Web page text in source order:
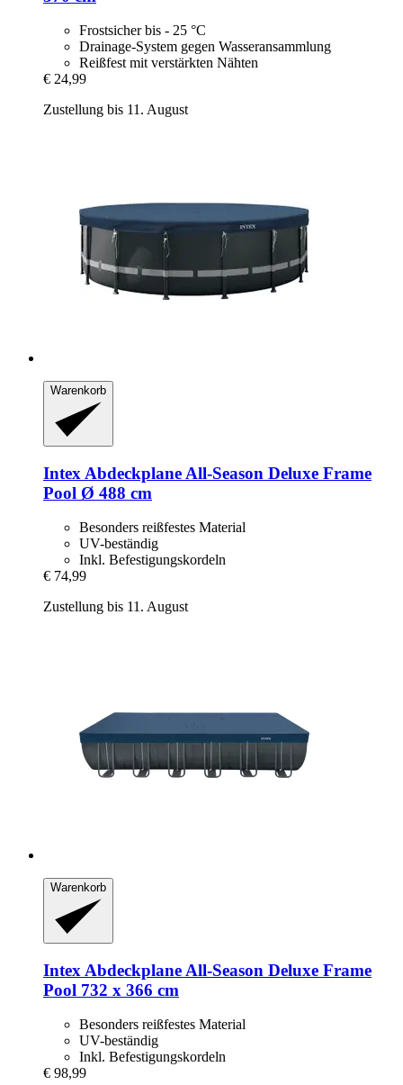
Frostsicher bis - 25 °C
Drainage-System gegen Wasseransammlung
Reißfest mit verstärkten Nähten
€ 24,99
Zustellung bis 11. August
Warenkorb
Intex Abdeckplane All-​Season Deluxe Frame
Pool Ø 488 cm
Besonders reißfestes Material
UV-beständig
Inkl. Befestigungskordeln
€ 74,99
Zustellung bis 11. August
Warenkorb
Intex Abdeckplane All-​Season Deluxe Frame
Pool 732 x 366 cm
Besonders reißfestes Material
UV-beständig
Inkl. Befestigungskordeln
€ 98,99